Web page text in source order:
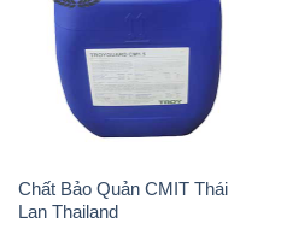
Chất Bảo Quản CMIT Thái
Lan Thailand